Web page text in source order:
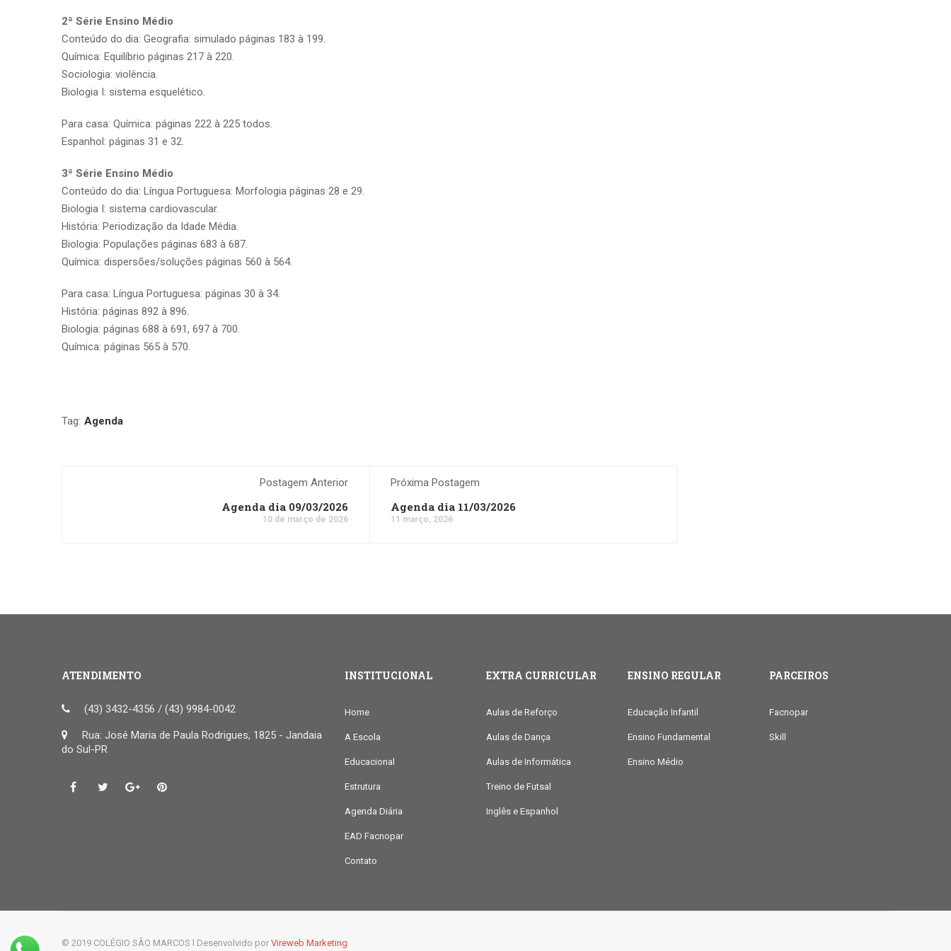
2ª Série Ensino Médio
Conteúdo do dia: Geografia: simulado páginas 183 à 199.
Química: Equilíbrio páginas 217 à 220.
Sociologia: violência.
Biologia I: sistema esquelético.
Para casa: Química: páginas 222 à 225 todos.
Espanhol: páginas 31 e 32.
3ª Série Ensino Médio
Conteúdo do dia: Língua Portuguesa: Morfologia páginas 28 e 29.
Biologia I: sistema cardiovascular.
História: Periodização da Idade Média.
Biologia: Populações páginas 683 à 687.
Química: dispersões/soluções páginas 560 à 564.
Para casa: Língua Portuguesa: páginas 30 à 34.
História: páginas 892 à 896.
Biologia: páginas 688 à 691, 697 à 700.
Química: páginas 565 à 570.
Tag: Agenda
Postagem Anterior
Agenda dia 09/03/2026
10 de março de 2026
Próxima Postagem
Agenda dia 11/03/2026
11 março, 2026
ATENDIMENTO
(43) 3432-4356 / (43) 9984-0042
Rua: José Maria de Paula Rodrigues, 1825 - Jandaia
do Sul-PR
INSTITUCIONAL
Home
A Escola
Educacional
Estrutura
Agenda Diária
EAD Facnopar
Contato
EXTRA CURRICULAR
Aulas de Reforço
Aulas de Dança
Aulas de Informática
Treino de Futsal
Inglês e Espanhol
ENSINO REGULAR
Educação Infantil
Ensino Fundamental
Ensino Médio
PARCEIROS
Facnopar
Skill
© 2019 COLÉGIO SÃO MARCOS l Desenvolvido por Vireweb Marketing